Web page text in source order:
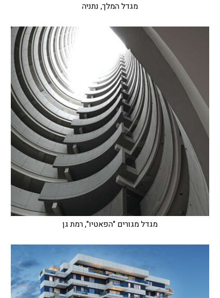
מגדל המלך, נתניה
מגדל מגורים "הפאטיו", רמת גן